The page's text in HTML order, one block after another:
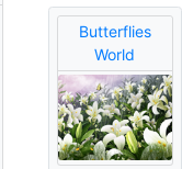
Butterflies
World